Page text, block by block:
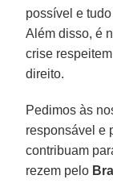
possível e
Além disso, é
crise
direito.
Pedimos às
responsável e
contribuam
rezem pelo